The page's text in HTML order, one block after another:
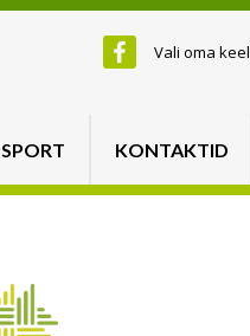
Vali oma keel
SPORT KONTAKTID